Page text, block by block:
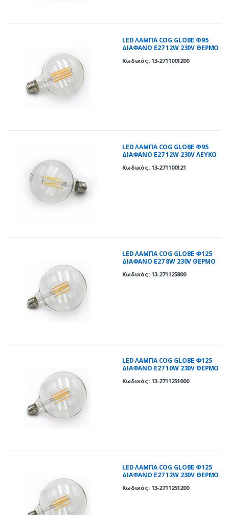
LED ΛΑΜΠΑ COG GLOBE Φ95
ΔΙΑΦΑΝΟ Ε27 12W 230V ΘΕΡΜΟ
Κωδικός: 13-2711001200
LED ΛΑΜΠΑ COG GLOBE Φ95
ΔΙΑΦΑΝΟ Ε27 12W 230V ΛΕΥΚΟ
Κωδικός: 13-271100121
LED ΛΑΜΠΑ COG GLOBE Φ125
ΔΙΑΦΑΝΟ Ε27 8W 230V ΘΕΡΜΟ
Κωδικός: 13-271125800
LED ΛΑΜΠΑ COG GLOBE Φ125
ΔΙΑΦΑΝΟ Ε27 10W 230V ΘΕΡΜΟ
Κωδικός: 13-2711251000
LED ΛΑΜΠΑ COG GLOBE Φ125
ΔΙΑΦΑΝΟ Ε27 12W 230V ΘΕΡΜΟ
Κωδικός: 13-2711251200